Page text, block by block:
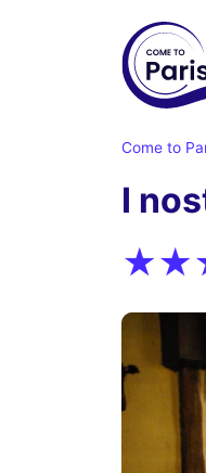
Come to
I